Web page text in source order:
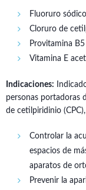
Fluoruro
Cloruro de
Provitamina B5
Vitamina E
Indicaciones:
personas portadoras
de cetilpiridinio
Controlar la
espacios de
aparatos de
Prevenir la